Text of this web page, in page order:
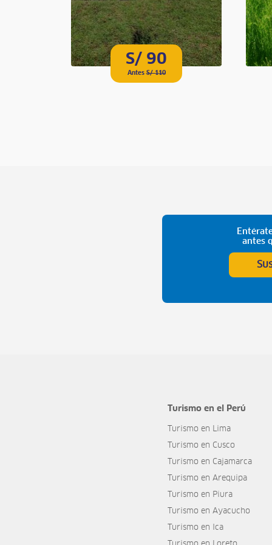
S/ 90
AntesS/ 110
antes
Turismo en el Perú
Turismo en Lima
Turismo en Cusco
Turismo en Cajamarca
Turismo en Arequipa
Turismo en Piura
Turismo en Ayacucho
Turismo en Ica